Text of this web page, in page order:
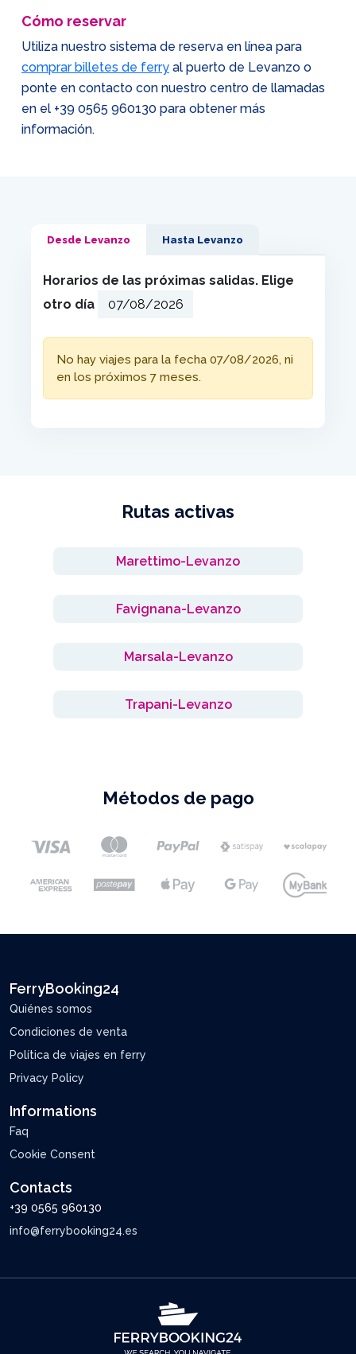
Cómo reservar
Utiliza nuestro sistema de reserva en línea para
comprar billetes de ferry al puerto de Levanzo o
ponte en contacto con nuestro centro de llamadas
en el +39 0565 960130 para obtener más
información.
Desde Levanzo Hasta Levanzo
Horarios de las próximas salidas. Elige
otro día
No hay viajes para la fecha 07/08/2026, ni
en los próximos 7 meses.
Rutas activas
Marettimo-Levanzo
Favignana-Levanzo
Marsala-Levanzo
Trapani-Levanzo
Métodos de pago
FerryBooking24
Quiénes somos
Condiciones de venta
Política de viajes en ferry
Privacy Policy
Informations
Faq
Cookie Consent
Contacts
+39 0565 960130
info@ferrybooking24.es